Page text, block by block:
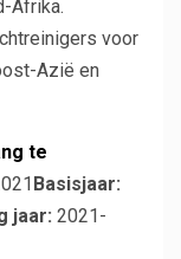
Afrika.
voor
Azië en
te
Basisjaar:
jaar: 2021-